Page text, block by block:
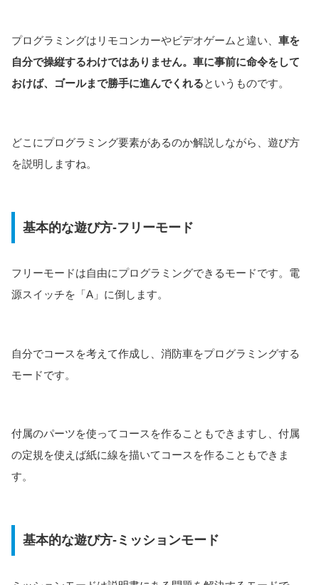
プログラミングはリモコンカーやビデオゲームと違い、 車を
自分で操縦するわけではありません。車に事前に命令をして
おけば、ゴールまで勝手に進んでくれるというものです。
どこにプログラミング要素があるのか解説しながら、遊び方
を説明しますね。
基本的な遊び方-フリーモード
フリーモードは自由にプログラミングできるモードです。電
源スイッチを「A」に倒します。
自分でコースを考えて作成し、消防車をプログラミングする
モードです。
付属のパーツを使ってコースを作ることもできますし、付属
の定規を使えば紙に線を描いてコースを作ることもできま
す。
基本的な遊び方-ミッションモード